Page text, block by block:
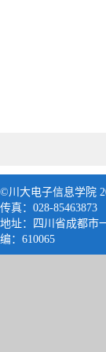
©川大电子信息学院
传真：028-85463873
地址：四川省成都市
编：610065